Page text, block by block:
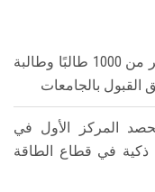
معامل التنسيق الإلكتروني تستقبل أكثر من 1000 طالبًا وطالبة
القبول بالجامعات
المركز الأول في
ذكية في قطاع الطاقة